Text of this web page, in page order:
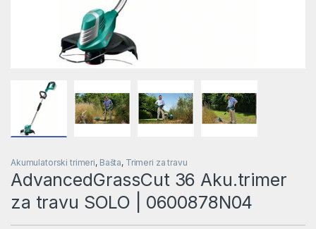
Akumulatorski trimeri, Bašta, Trimeri za travu
AdvancedGrassCut 36 Aku.trimer
za travu SOLO | 0600878N04